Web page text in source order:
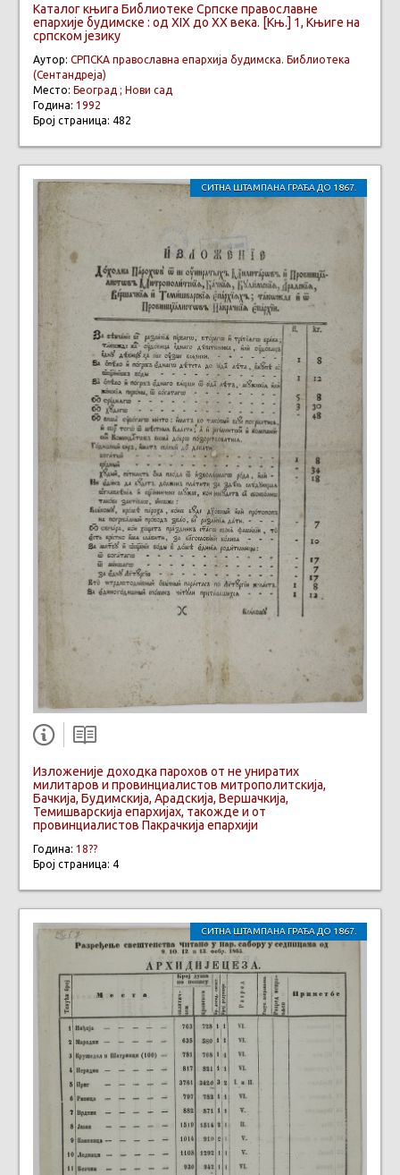
Каталог књига Библиотеке Српске православне
епархије будимске : од XIX до XX века. [Књ.] 1, Књиге на
српском језику
Аутор: СРПСКА православна епархија будимска. Библиотека
(Сентандреја)
Место: Београд ; Нови сад
Година: 1992
Број страница: 482
СИТНА ШТАМПАНА ГРАЂА ДО 1867.
Изложеније доходка парохов от не униратих
милитаров и провинциалистов митрополитскија,
Бачкија, Будимскија, Арадскија, Вершачкија,
Темишварскија епархијах, такожде и от
провинциалистов Пакрачкија епархији
Година: 18??
Број страница: 4
СИТНА ШТАМПАНА ГРАЂА ДО 1867.